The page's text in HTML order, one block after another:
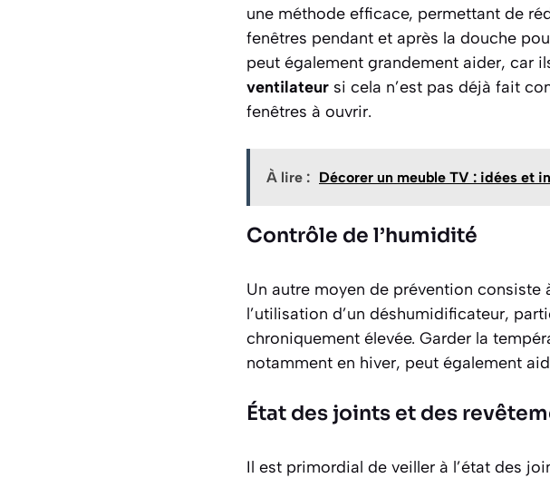
une méthode efficace, permettant de
fenêtres pendant et après la douche
peut également grandement aider, car
ventilateur si cela n’est pas déjà fait
fenêtres à ouvrir.
À lire : Décorer un meuble TV : idées et
Contrôle de l’humidité
Un autre moyen de prévention
l’utilisation d’un déshumidificateur,
chroniquement élevée. Garder la
notamment en hiver, peut également
État des joints et des
Il est primordial de veiller à l’état des